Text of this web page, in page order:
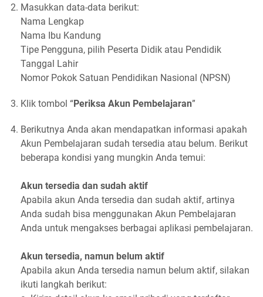
Masukkan data-data berikut:
Nama Lengkap
Nama Ibu Kandung
Tipe Pengguna, pilih Peserta Didik atau Pendidik
Tanggal Lahir
Nomor Pokok Satuan Pendidikan Nasional (NPSN)
Klik tombol “Periksa Akun Pembelajaran”
Berikutnya Anda akan mendapatkan informasi apakah
Akun Pembelajaran sudah tersedia atau belum. Berikut
beberapa kondisi yang mungkin Anda temui:
Akun tersedia dan sudah aktif
Apabila akun Anda tersedia dan sudah aktif, artinya
Anda sudah bisa menggunakan Akun Pembelajaran
Anda untuk mengakses berbagai aplikasi pembelajaran.
Akun tersedia, namun belum aktif
Apabila akun Anda tersedia namun belum aktif, silakan
ikuti langkah berikut: